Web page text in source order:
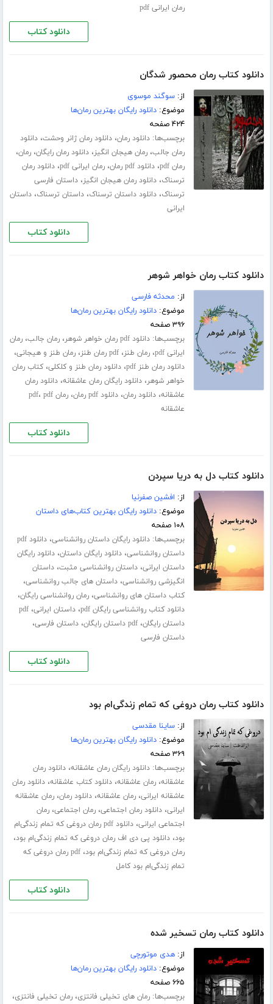
رمان ایرانی pdf
دانلود کتاب
دانلود کتاب رمان محصور شدگان
از:سوگند موسوی
موضوع:دانلود رایگان بهترین رمان‌ها
۴۲۴ صفحه
برچسب‌ها:دانلود رمان،دانلود رمان ژانر وحشت،دانلود
رمان جالب،رمان هیجان انگیز،دانلود رمان رایگان،رمان،
رمان pdf ،دانلود pdf رمان ،رمان ایرانی pdf ،دانلود رمان
ترسناک،دانلود رمان هیجان انگیز،داستان فارسی
ترسناک،دانلود داستان ترسناک،داستان ترسناک،داستان
ایرانی
دانلود کتاب
دانلود کتاب رمان خواهر شوهر
از: محدثه فارسی
موضوع:دانلود رایگان بهترین رمان‌ها
۳۹۶ صفحه
برچسب‌ها:دانلود pdf رمان خواهر شوهر ،رمان جالب،رمان
ایرانی pdf
،رمان طنز،pdf رمان طنز ،رمان طنز و هیجانی،
دانلود رمان طنز pdf ،دانلود رمان طنز و کلکلی،کتاب رمان
خواهر شوهر،دانلود رایگان رمان عاشقانه،دانلود رمان
عاشقانه،دانلود رمان،دانلود pdf رمان ،رمان pdf ، pdf
عاشقانه
دانلود کتاب
دانلود کتاب دل به دریا سپردن
از: افشین صفرنیا
موضوع:دانلود رایگان بهترین کتاب‌های داستان
۱۰۸ صفحه
برچسب‌ها:دانلود رایگان داستان روانشناسی،
دانلود pdf
داستان روانشناسی،دانلود رایگان داستان،دانلود رایگان
داستان ایرانی،داستان روانشناسی مثبت،داستان
انگیزشی روانشناسی،داستان های جالب روانشناسی،
کتاب داستان های روانشناسی،رمان روانشناسی رایگان،
دانلود کتاب روانشناسی رایگان pdf ،داستان ایرانی،pdf
داستان رایگان،pdf داستان رایگان ،داستان فارسی،
داستان فارسی
دانلود کتاب
دانلود کتاب رمان دروغی که تمام زندگی‌ام بود
از:ساینا مقدسی
موضوع:دانلود رایگان بهترین رمان‌ها
۳۶۹ صفحه
برچسب‌ها:دانلود رایگان رمان عاشقانه،دانلود رمان
عاشقانه،رمان عاشقانه،دانلود کتاب عاشقانه،دانلود رمان
عاشقانه ایرانی،رمان عاشقانه،دانلود رمان،رمان عاشقانه
ایرانی،دانلود رمان اجتماعی،رمان اجتماعی،رمان
اجتماعی ایرانی،
دانلود pdf رمان دروغی که تمام زندگی‌ام
بود،دانلود پی دی اف رمان دروغی که تمام زندگی‌ام بود،
رمان دروغی که تمام زندگی‌ام بود،
pdf رمان دروغی که
تمام زندگی‌ام بود کامل
دانلود کتاب
دانلود کتاب رمان تسخیر شده
از:هدی موتورچی
موضوع:دانلود رایگان بهترین رمان‌ها
۶۶۵ صفحه
برچسب‌ها:رمان های تخیلی فانتزی،رمان تخیلی فانتزی،